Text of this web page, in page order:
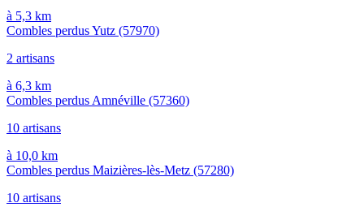
à 5,3 km
Combles perdus Yutz (57970)
2 artisans
à 6,3 km
Combles perdus Amnéville (57360)
10 artisans
à 10,0 km
Combles perdus Maizières-lès-Metz (57280)
10 artisans